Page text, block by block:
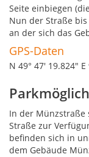
Seite einbiegen
Nun der Straße
an der sich das
GPS-Daten
N 49° 47' 19.824"
In der Münzstraße
Straße zur
befinden sich in
dem Gebäude